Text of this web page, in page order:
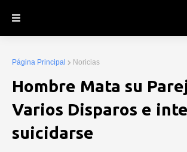
Página Principal Noricias
Hombre Mata su
Varios Disparos e
suicidarse